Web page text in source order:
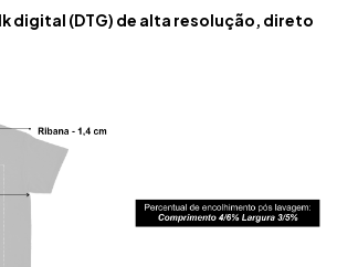
digital (DTG) de alta resolução, direto